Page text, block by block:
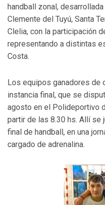
handball zonal,
Clemente del Tuyú, Santa
Clelia, con la participación
representando a distintas
Costa.
Los equipos ganadores de
instancia final, que se
agosto en el Polideportivo
partir de las 8.30 hs. Allí se
final de handball, en una
cargado de adrenalina.